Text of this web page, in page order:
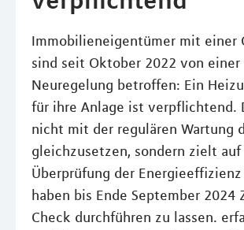
Immobilieneigentümer mit einer
sind seit Oktober 2022 von einer
Neuregelung betroffen: Ein
für ihre Anlage ist verpflichtend.
nicht mit der regulären Wartung
gleichzusetzen, sondern zielt auf
Überprüfung der Energieeffizienz
haben bis Ende September 2024
Check durchführen zu lassen.